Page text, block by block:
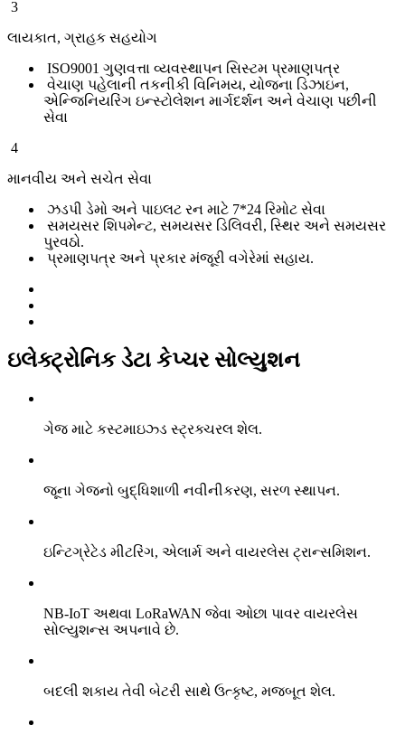
3
લાયકાત, ગ્રાહક સહયોગ
ISO9001 ગુણવત્તા વ્યવસ્થાપન સિસ્ટમ પ્રમાણપત્ર
વેચાણ પહેલાની તકનીકી વિનિમય, યોજના ડિઝાઇન,
એન્જિનિયરિંગ ઇન્સ્ટોલેશન માર્ગદર્શન અને વેચાણ પછીની
સેવા
4
માનવીય અને સચેત સેવા
ઝડપી ડેમો અને પાઇલટ રન માટે 7*24 રિમોટ સેવા
સમયસર શિપમેન્ટ, સમયસર ડિલિવરી, સ્થિર અને સમયસર
પુરવઠો.
પ્રમાણપત્ર અને પ્રકાર મંજૂરી વગેરેમાં સહાય.
ઇલેક્ટ્રોનિક ડેટા કેપ્ચર સોલ્યુશન
ગેજ માટે કસ્ટમાઇઝ્ડ સ્ટ્રક્ચરલ શેલ.
જૂના ગેજનો બુદ્ધિશાળી નવીનીકરણ, સરળ સ્થાપન.
ઇન્ટિગ્રેટેડ મીટરિંગ, એલાર્મ અને વાયરલેસ ટ્રાન્સમિશન.
NB-IoT અથવા LoRaWAN જેવા ઓછા પાવર વાયરલેસ
સોલ્યુશન્સ અપનાવે છે.
બદલી શકાય તેવી બેટરી સાથે ઉત્કૃષ્ટ, મજબૂત શેલ.